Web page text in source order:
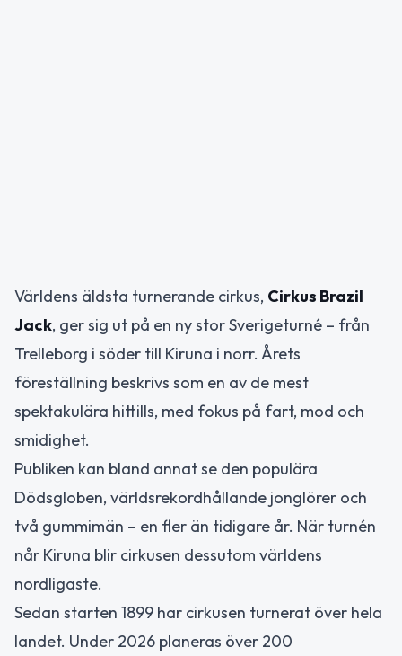
Världens äldsta turnerande cirkus, Cirkus Brazil
Jack, ger sig ut på en ny stor Sverigeturné – från
Trelleborg i söder till Kiruna i norr. Årets
föreställning beskrivs som en av de mest
spektakulära hittills, med fokus på fart, mod och
smidighet.
Publiken kan bland annat se den populära
Dödsgloben, världsrekordhållande jonglörer och
två gummimän – en fler än tidigare år. När turnén
når Kiruna blir cirkusen dessutom världens
nordligaste.
Sedan starten 1899 har cirkusen turnerat över hela
landet. Under 2026 planeras över 200